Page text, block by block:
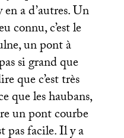
a d’autres. Un
connu, c’est le
un pont à
si grand que
que c’est très
que les haubans,
un pont courbe
pas facile. Il y a